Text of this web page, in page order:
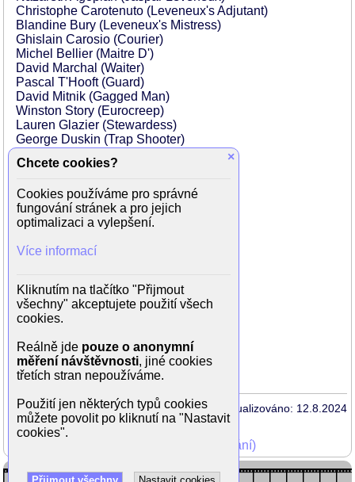
Christophe Carotenuto (Leveneux's Adjutant)
Blandine Bury (Leveneux's Mistress)
Ghislain Carosio (Courier)
Michel Bellier (Maitre D')
David Marchal (Waiter)
Pascal T'Hooft (Guard)
David Mitnik (Gagged Man)
Winston Story (Eurocreep)
Lauren Glazier (Stewardess)
George Duskin (Trap Shooter)
James Belyeu (Block Party Patron)
Ashley Harvin (Neighbor)
Keith Allen Hayes (Patron)
Rob Healy (Club Dancer)
Antoinette Kalaj (Pretty Bar Girl)
Casey Larios (Funky Dancer)
Thomas Lemoine (Waiter)
Cynthia Mallard (Neighbor)
Manny (EU Model)
Lynn McArthur (Neighbor / Party Guest)
...
Aktualizováno: 12.8.2024
Mohli jste vidět v TV (zobrazit starší vysílání)
×
Chcete cookies?
Cookies používáme pro správné
fungování stránek a pro jejich
optimalizaci a vylepšení.
Více informací
Kliknutím na tlačítko "Přijmout
všechny" akceptujete použití všech
cookies.
Reálně jde pouze o anonymní
měření návštěvnosti, jiné cookies
třetích stran nepoužíváme.
Použití jen některých typů cookies
můžete povolit po kliknutí na "Nastavit
cookies".